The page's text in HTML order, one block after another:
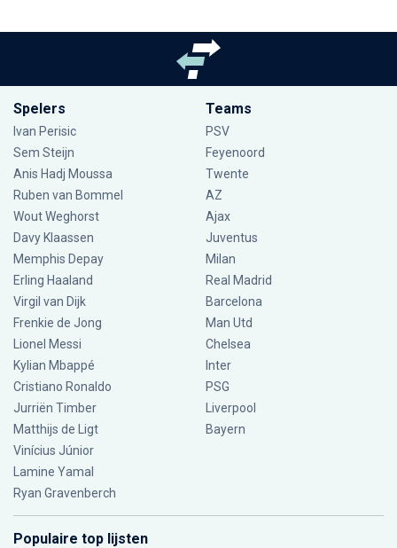
Spelers
Ivan Perisic
Sem Steijn
Anis Hadj Moussa
Ruben van Bommel
Wout Weghorst
Davy Klaassen
Memphis Depay
Erling Haaland
Virgil van Dijk
Frenkie de Jong
Lionel Messi
Kylian Mbappé
Cristiano Ronaldo
Jurriën Timber
Matthijs de Ligt
Vinícius Júnior
Lamine Yamal
Ryan Gravenberch
Teams
PSV
Feyenoord
Twente
AZ
Ajax
Juventus
Milan
Real Madrid
Barcelona
Man Utd
Chelsea
Inter
PSG
Liverpool
Bayern
Populaire top lijsten